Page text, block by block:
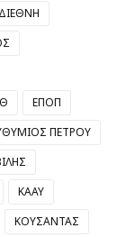
ΔΙΕΘΝΗ
ΕΠΟΠ
ΠΕΤΡΟΥ
ΚΑΑΥ
ΚΟΥΣΑΝΤΑΣ